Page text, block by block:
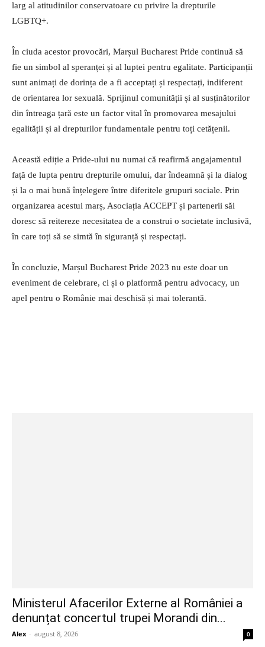
larg al atitudinilor conservatoare cu privire la drepturile
LGBTQ+.
În ciuda acestor provocări, Marșul Bucharest Pride continuă să
fie un simbol al speranței și al luptei pentru egalitate. Participanții
sunt animați de dorința de a fi acceptați și respectați, indiferent
de orientarea lor sexuală. Sprijinul comunității și al susținătorilor
din întreaga țară este un factor vital în promovarea mesajului
egalității și al drepturilor fundamentale pentru toți cetățenii.
Această ediție a Pride-ului nu numai că reafirmă angajamentul
față de lupta pentru drepturile omului, dar îndeamnă și la dialog
și la o mai bună înțelegere între diferitele grupuri sociale. Prin
organizarea acestui marș, Asociația ACCEPT și partenerii săi
doresc să reitereze necesitatea de a construi o societate inclusivă,
în care toți să se simtă în siguranță și respectați.
În concluzie, Marșul Bucharest Pride 2023 nu este doar un
eveniment de celebrare, ci și o platformă pentru advocacy, un
apel pentru o Românie mai deschisă și mai tolerantă.
Ministerul Afacerilor Externe al României a
denunțat concertul trupei Morandi din...
Alex - august 8, 2026 0